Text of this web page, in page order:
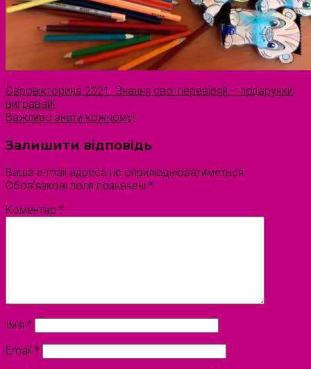
Євровікторина 2021. Знання свої перевіряй – подарунки
вигравай!
Важливо знати кожному!
Залишити відповідь
Ваша e-mail адреса не оприлюднюватиметься.
Обов’язкові поля позначені *
Коментар *
Ім'я *
Email *